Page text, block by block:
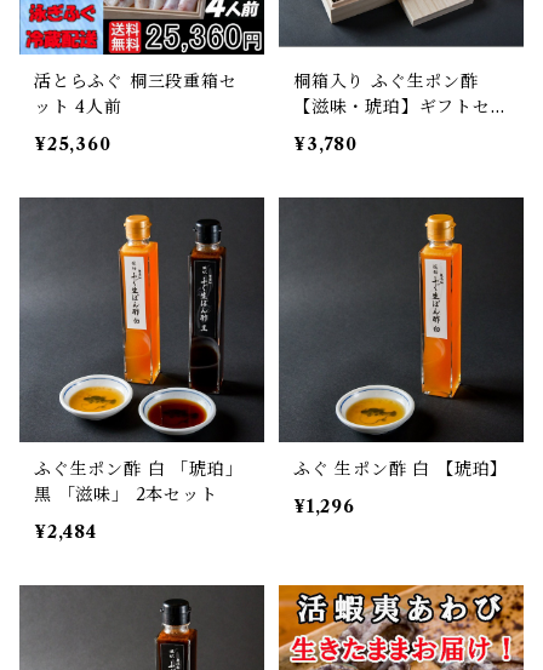
活とらふぐ 桐三段重箱セ
ット 4人前
¥25,360
桐箱入り ふぐ生ポン酢
【滋味・琥珀】ギフトセッ
ト
¥3,780
ふぐ生ポン酢 白 「琥珀」
黒 「滋味」 2本セット
¥2,484
ふぐ 生ポン酢 白 【琥珀】
¥1,296